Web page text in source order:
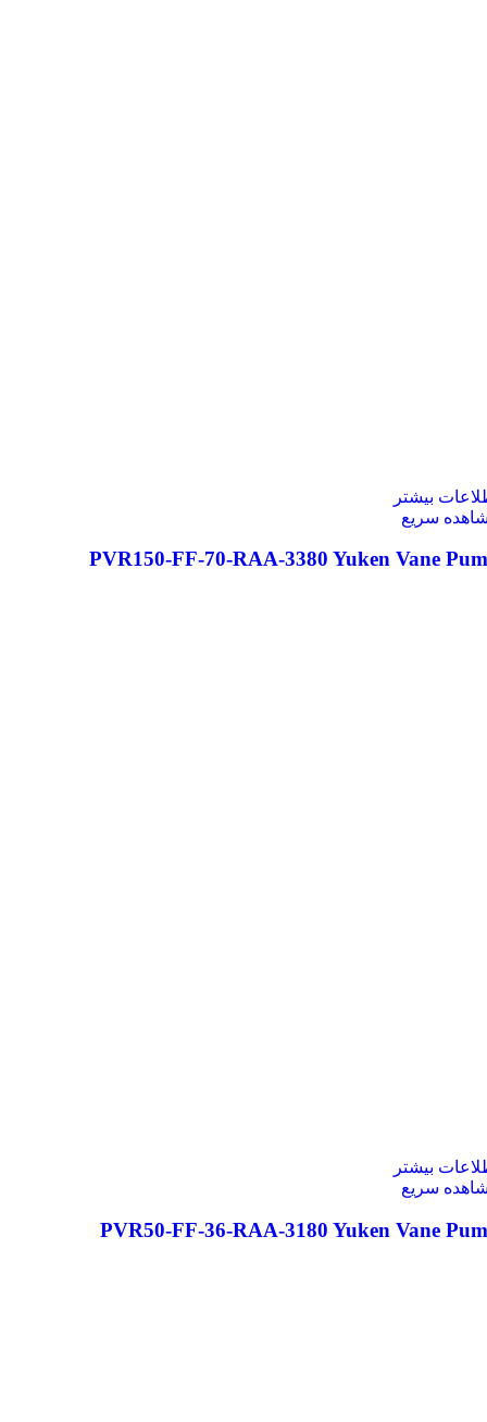
بیشتر
سریع
PVR150-FF-70-RAA-3380 Yuken Vane
بیشتر
سریع
PVR50-FF-36-RAA-3180 Yuken Vane